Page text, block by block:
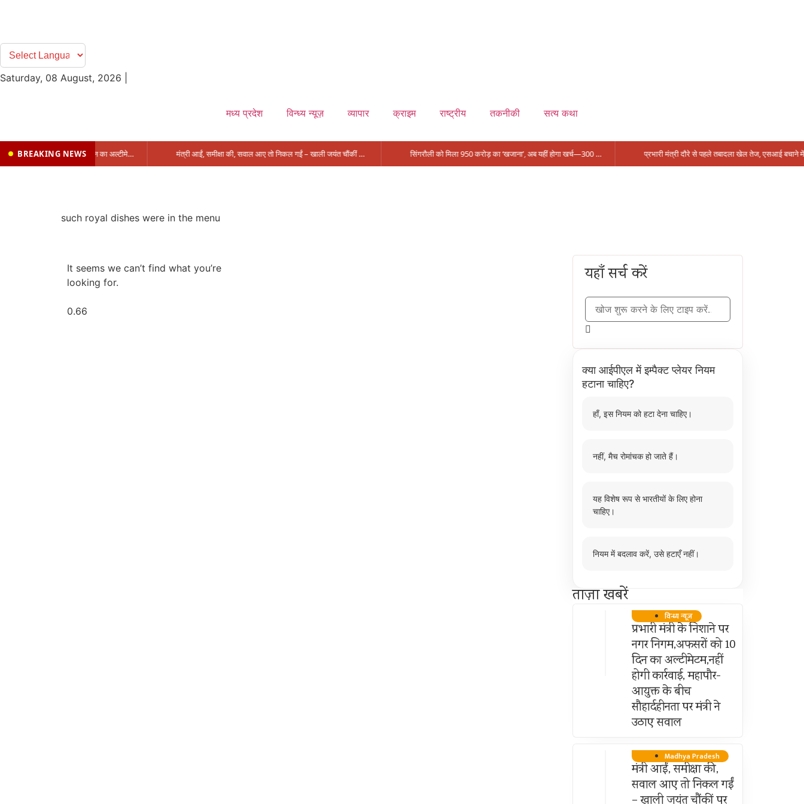
Saturday, 08 August, 2026
मध्य प्रदेश विन्ध्य न्यूज़ व्यापार क्राइम राष्ट्रीय तकनीकी सत्य कथा
BREAKING NEWS प्रभारी मंत्री के निशाने पर नगर निगम,अफसरों को 10 दिन का अल्टीमेटम,नहीं होगी कार्रवाई, महापौर-आयुक्त के बीच सौहार्दहीनता पर मंत्री ने उठाए सवाल मंत्री आईं, समीक्षा की, सवाल आए तो निकल गईं – खाली जयंत चौंकीं पर नहीं दिया जवाब सिंगरौली को मिला 950 करोड़ का ‘खजाना’, अब यहीं होगा खर्च—300 करोड़ की बायपास सड़क को हरी झंडी!
such royal dishes were in the menu
It seems we can’t find what you’re
looking for.
यहाँ सर्च करें
क्या आईपीएल में इम्पैक्ट प्लेयर नियम
हटाना चाहिए?
हाँ, इस नियम को हटा देना चाहिए।
नहीं, मैच रोमांचक हो जाते हैं।
यह विशेष रूप से भारतीयों के लिए होना
चाहिए।
नियम में बदलाव करें, उसे हटाएँ नहीं।
ताज़ा खबरें
विन्ध्य न्यूज़
प्रभारी मंत्री के निशाने पर
नगर निगम,अफसरों को 10
दिन का अल्टीमेटम,नहीं
होगी कार्रवाई, महापौर-
आयुक्त के बीच
सौहार्दहीनता पर मंत्री ने
उठाए सवाल
Madhya Pradesh
मंत्री आईं, समीक्षा की,
सवाल आए तो निकल गईं